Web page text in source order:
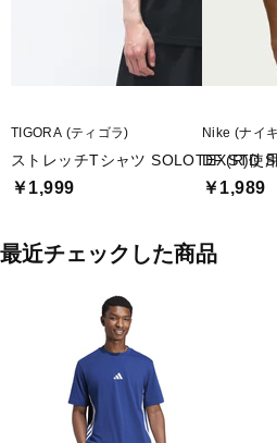
TIGORA (ティゴラ)
ストレッチTシャツ SOLOTEX(R)使
￥1,999
Nike (ナイ
DF STD
￥1,989
最近チェックした商品